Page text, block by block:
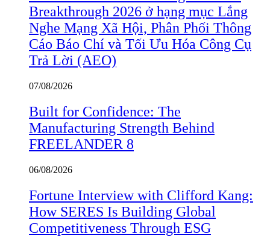
Breakthrough 2026 ở hạng mục Lắng
Nghe Mạng Xã Hội, Phân Phối Thông
Cáo Báo Chí và Tối Ưu Hóa Công Cụ
Trả Lời (AEO)
07/08/2026
Built for Confidence: The
Manufacturing Strength Behind
FREELANDER 8
06/08/2026
Fortune Interview with Clifford Kang:
How SERES Is Building Global
Competitiveness Through ESG